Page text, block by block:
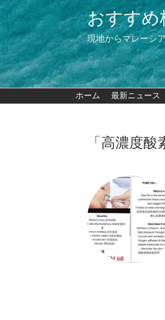
おすすめ
現地からマレーシ
ホーム 最新ニュース
「 高濃度酸